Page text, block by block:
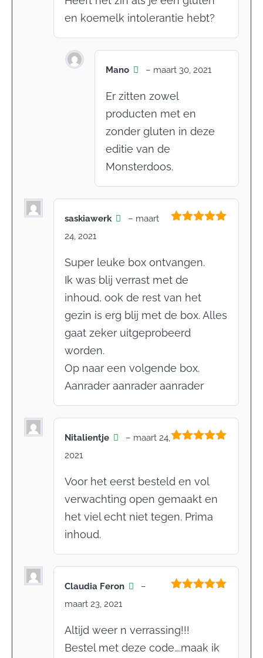
en koemelk intolerantie hebt?
Mano – maart 30, 2021
Er zitten zowel
producten met en
zonder gluten in deze
editie van de
Monsterdoos.
saskiawerk – maart
24, 2021
Super leuke box ontvangen.
Ik was blij verrast met de
inhoud, ook de rest van het
gezin is erg blij met de box. Alles
gaat zeker uitgeprobeerd
worden.
Op naar een volgende box.
Aanrader aanrader aanrader
Nitalientje – maart 24,
2021
Voor het eerst besteld en vol
verwachting open gemaakt en
het viel echt niet tegen. Prima
inhoud.
Claudia Feron
–
maart 23, 2021
Altijd weer n verrassing!!!
Bestel met deze code….maak ik